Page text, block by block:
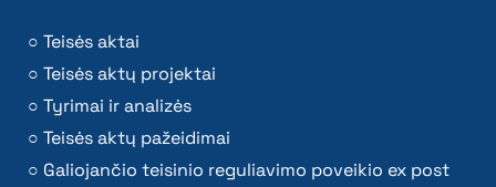
Teisės aktai
Teisės aktų projektai
Tyrimai ir analizės
Teisės aktų pažeidimai
Galiojančio teisinio reguliavimo poveikio ex post